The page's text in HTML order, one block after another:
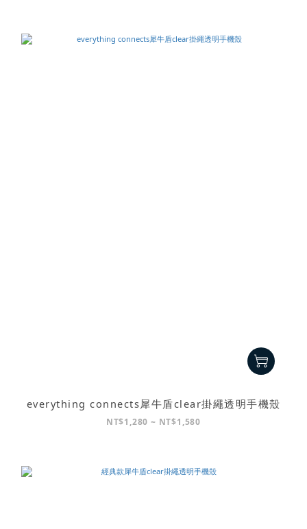
everything connects犀牛盾clear掛繩透明手機殼
NT$1,280 ~ NT$1,580